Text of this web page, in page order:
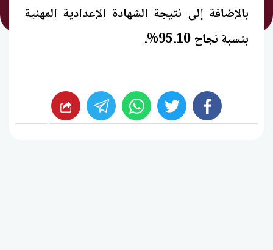
بالإضافة إلى نتيجة الشهادة الإعدادية المهنية
بنسبة نجاح 95.10%.
facebook
twitter
whats شارك